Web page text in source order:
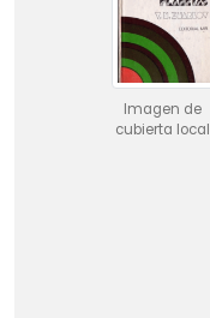
Imagen de
cubierta local